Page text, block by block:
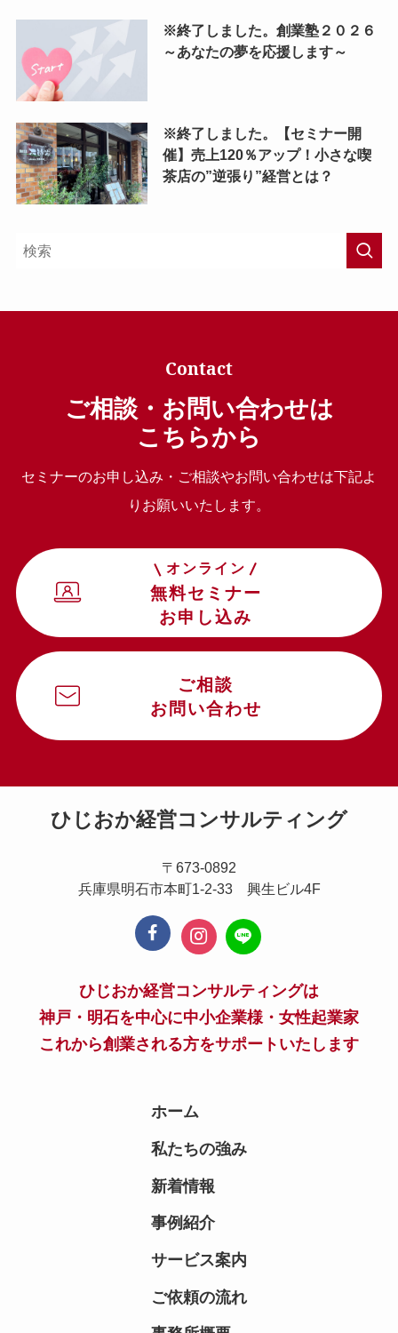
※終了しました。創業塾２０２６
～あなたの夢を応援します～
※終了しました。【セミナー開
催】売上120％アップ！小さな喫
茶店の”逆張り”経営とは？
Contact
ご相談・お問い合わせは
こちらから
セミナーのお申し込み・ご相談やお問い合わせは下記よ
りお願いいたします。
オンライン
無料セミナー
お申し込み
ご相談
お問い合わせ
ひじおか経営コンサルティング
〒673-0892
兵庫県明石市本町1-2-33 興生ビル4F
ひじおか経営コンサルティングは
神戸・明石を中心に中小企業様・女性起業家
これから創業される方をサポートいたします
ホーム
私たちの強み
新着情報
事例紹介
サービス案内
ご依頼の流れ